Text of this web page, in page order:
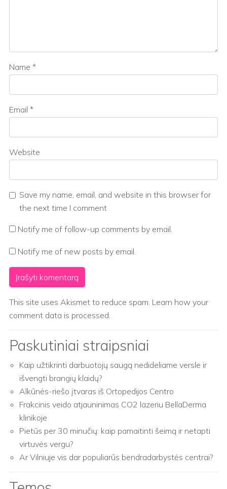
Name *
Email *
Website
Save my name, email, and website in this browser for
the next time I comment
Notify me of follow-up comments by email.
Notify me of new posts by email.
This site uses Akismet to reduce spam. Learn how your
comment data is processed.
Paskutiniai straipsniai
Kaip užtikrinti darbuotojų saugą nedideliame versle ir
išvengti brangių klaidų?
Alkūnės-riešo įtvaras iš Ortopedijos Centro
Frakcinis veido atjauninimas CO2 lazeriu BellaDerma
klinikoje
Pietūs per 30 minučių: kaip pamaitinti šeimą ir netapti
virtuvės vergu?
Ar Vilniuje vis dar populiarūs bendradarbystės centrai?